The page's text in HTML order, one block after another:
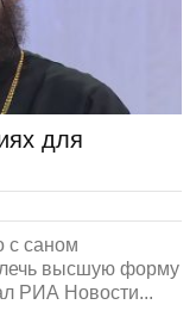
для
с саном
высшую форму
РИА Новости...